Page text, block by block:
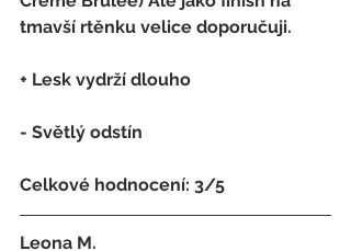
tmavší rtěnku velice doporučuji.
+ Lesk vydrží dlouho
- Světlý odstín
Celkové hodnocení: 3/5
Leona M.